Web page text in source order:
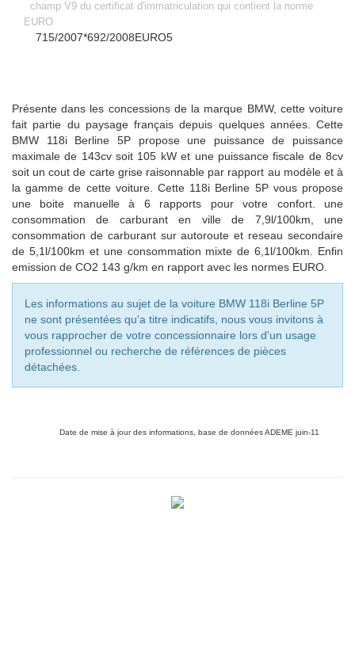
champ V9 du certificat d'immatriculation qui contient la norme
EURO
715/2007*692/2008EURO5
Présente dans les concessions de la marque BMW, cette voiture
fait partie du paysage français depuis quelques années. Cette
BMW 118i Berline 5P propose une puissance de puissance
maximale de 143cv soit 105 kW et une puissance fiscale de 8cv
soit un cout de carte grise raisonnable par rapport au modèle et à
la gamme de cette voiture. Cette 118i Berline 5P vous propose
une boite manuelle à 6 rapports pour votre confort. une
consommation de carburant en ville de 7,9l/100km, une
consommation de carburant sur autoroute et reseau secondaire
de 5,1l/100km et une consommation mixte de6,1 l/100km. Enfin
emission de CO2 143 g/km en rapport avec les normes EURO.
Les informations au sujet de la voiture BMW 118i Berline 5P
ne sont présentées qu'a titre indicatifs, nous vous invitons à
vous rapprocher de votre concessionnaire lors d'un usage
professionnel ou recherche de références de pièces
détachées.
Date de mise à jour des informations, base de données ADEME juin-11